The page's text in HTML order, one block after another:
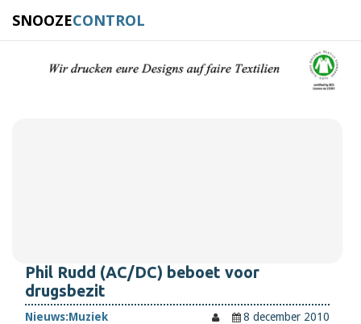
SNOOZECONTROL
Phil Rudd (AC/DC) beboet voor
drugsbezit
Nieuws:Muziek
8 december 2010